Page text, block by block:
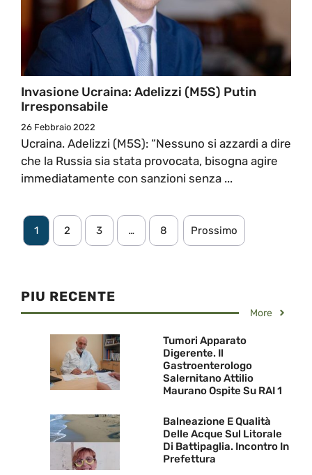
Invasione Ucraina: Adelizzi (M5S) Putin
Irresponsabile
26 Febbraio 2022
Ucraina. Adelizzi (M5S): “Nessuno si azzardi a dire
che la Russia sia stata provocata, bisogna agire
immediatamente con sanzioni senza ...
1 2 3 … 8 Prossimo
PIU RECENTE
More
Tumori Apparato
Digerente. Il
Gastroenterologo
Salernitano Attilio
Maurano Ospite Su RAI 1
Balneazione E Qualità
Delle Acque Sul Litorale
Di Battipaglia. Incontro In
Prefettura